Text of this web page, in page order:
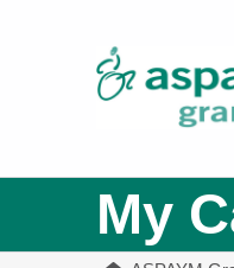
My